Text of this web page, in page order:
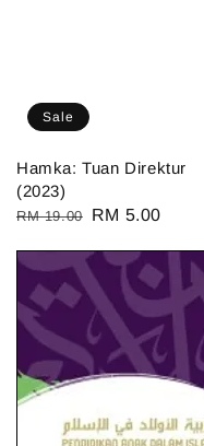
Sale
Hamka: Tuan Direktur
(2023)
Regular
RM 19.00
Sale
RM 5.00